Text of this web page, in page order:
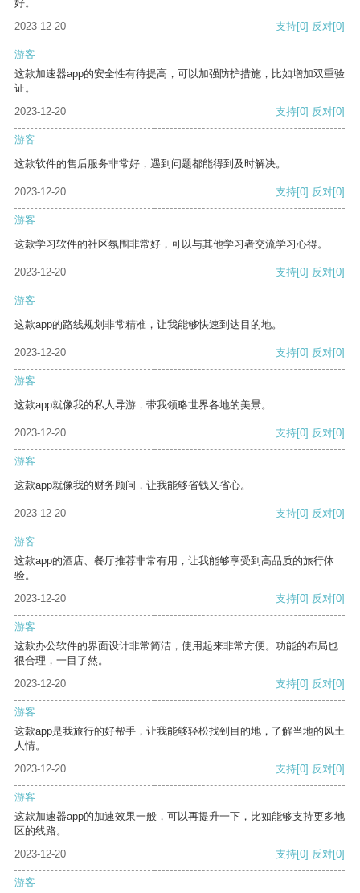
好。
2023-12-20
支持[0] 反对[0]
游客
这款加速器app的安全性有待提高，可以加强防护措施，比如增加双重验
证。
2023-12-20
支持[0] 反对[0]
游客
这款软件的售后服务非常好，遇到问题都能得到及时解决。
2023-12-20 支持[0] 反对[0]
游客
这款学习软件的社区氛围非常好，可以与其他学习者交流学习心得。
2023-12-20 支持[0] 反对[0]
游客
这款app的路线规划非常精准，让我能够快速到达目的地。
2023-12-20 支持[0] 反对[0]
游客
这款app就像我的私人导游，带我领略世界各地的美景。
2023-12-20 支持[0] 反对[0]
游客
这款app就像我的财务顾问，让我能够省钱又省心。
2023-12-20 支持[0] 反对[0]
游客
这款app的酒店、餐厅推荐非常有用，让我能够享受到高品质的旅行体
验。
2023-12-20
支持[0] 反对[0]
游客
这款办公软件的界面设计非常简洁，使用起来非常方便。功能的布局也
很合理，一目了然。
2023-12-20
支持[0] 反对[0]
游客
这款app是我旅行的好帮手，让我能够轻松找到目的地，了解当地的风土
人情。
2023-12-20
支持[0] 反对[0]
游客
这款加速器app的加速效果一般，可以再提升一下，比如能够支持更多地
区的线路。
2023-12-20
支持[0] 反对[0]
游客